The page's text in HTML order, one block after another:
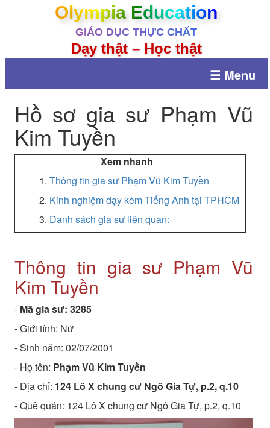
Olympia Education
GIÁO DỤC THỰC CHẤT
Dạy thật – Học thật
☰ Menu
Hồ sơ gia sư Phạm Vũ
Kim Tuyền
Xem nhanh
1. Thông tin gia sư Phạm Vũ Kim Tuyền
2. Kinh nghiệm dạy kèm Tiếng Anh tại TPHCM
3. Danh sách gia sư liên quan:
Thông tin gia sư Phạm Vũ
Kim Tuyền
- Mã gia sư: 3285
- Giới tính: Nữ
- Sinh năm: 02/07/2001
- Họ tên: Phạm Vũ Kim Tuyền
- Địa chỉ: 124 Lô X chung cư Ngô Gia Tự, p.2, q.10
- Quê quán: 124 Lô X chung cư Ngô Gia Tự, p.2, q.10